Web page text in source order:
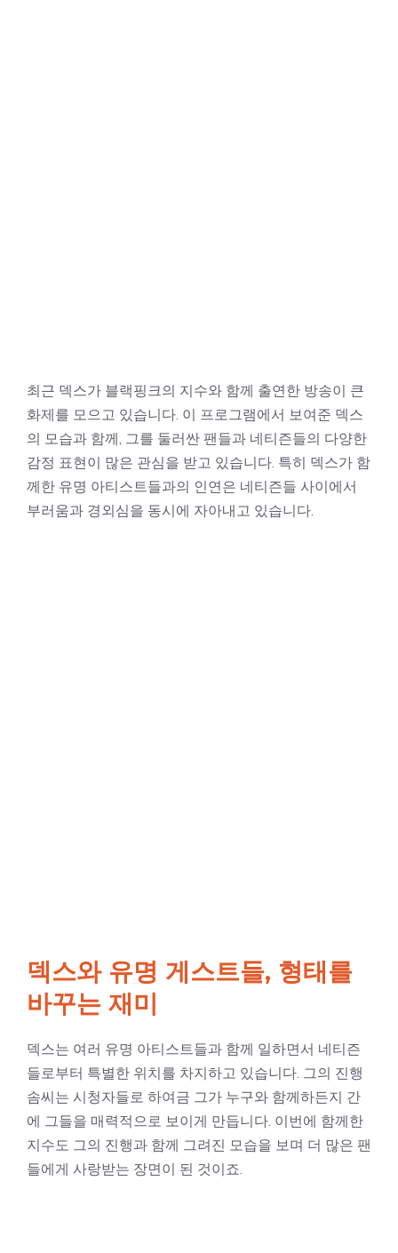
최근 덱스가 블랙핑크의 지수와 함께 출연한 방송이 큰
화제를 모으고 있습니다. 이 프로그램에서 보여준 덱스
의 모습과 함께, 그를 둘러싼 팬들과 네티즌들의 다양한
감정 표현이 많은 관심을 받고 있습니다. 특히 덱스가 함
께한 유명 아티스트들과의 인연은 네티즌들 사이에서
부러움과 경외심을 동시에 자아내고 있습니다.
덱스와 유명 게스트들, 형태를
바꾸는 재미
덱스는 여러 유명 아티스트들과 함께 일하면서 네티즌
들로부터 특별한 위치를 차지하고 있습니다. 그의 진행
솜씨는 시청자들로 하여금 그가 누구와 함께하든지 간
에 그들을 매력적으로 보이게 만듭니다. 이번에 함께한
지수도 그의 진행과 함께 그려진 모습을 보며 더 많은 팬
들에게 사랑받는 장면이 된 것이죠.